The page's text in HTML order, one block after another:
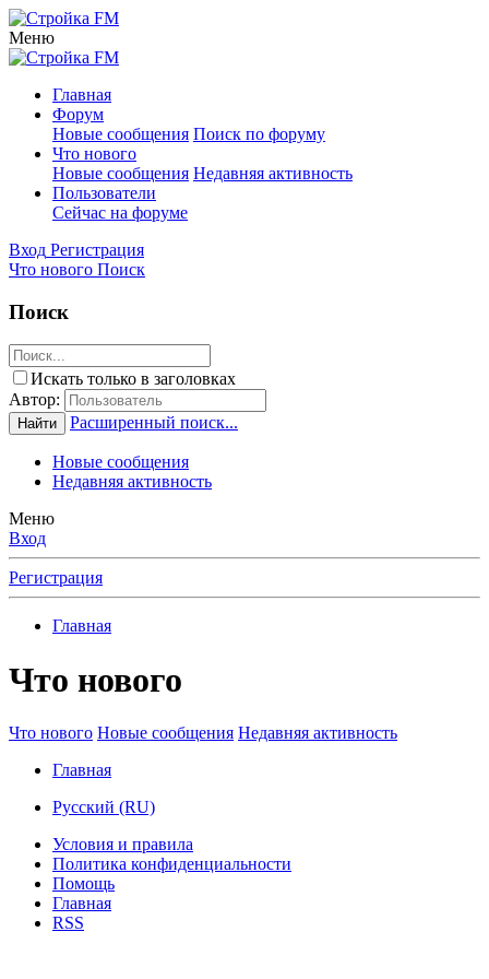
Меню
Главная
Форум
Новые сообщения Поиск по форуму
Что нового
Новые сообщения Недавняя активность
Пользователи
Сейчас на форуме
Вход Регистрация
Что нового Поиск
Поиск
Искать только в заголовках
Автор:
Найти Расширенный поиск...
Новые сообщения
Недавняя активность
Меню
Вход
Регистрация
Главная
Что нового
Что нового Новые сообщения Недавняя активность
Главная
Русский (RU)
Условия и правила
Политика конфиденциальности
Помощь
Главная
RSS